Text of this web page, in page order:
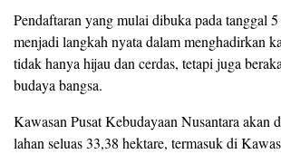
Pendaftaran yang mulai dibuka pada tanggal
menjadi langkah nyata dalam menghadirkan
tidak hanya hijau dan cerdas, tetapi juga
budaya bangsa.
Kawasan Pusat Kebudayaan Nusantara akan
lahan seluas 33,38 hektare, termasuk di